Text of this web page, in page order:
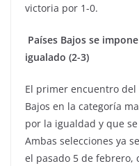
victoria por 1-0.
Países Bajos se
igualado (2-3)
El primer encuentro del
Bajos en la categoría
por la igualdad y que
Ambas selecciones ya
el pasado 5 de febrero,